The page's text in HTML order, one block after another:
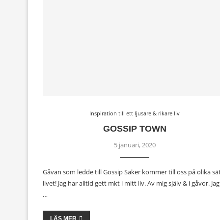
Inspiration till ett ljusare & rikare liv
GOSSIP TOWN
5 januari, 2020
Gåvan som ledde till Gossip Saker kommer till oss på olika
livet! Jag har alltid gett mkt i mitt liv. Av mig själv & i gåvor.
…
LÄS MER